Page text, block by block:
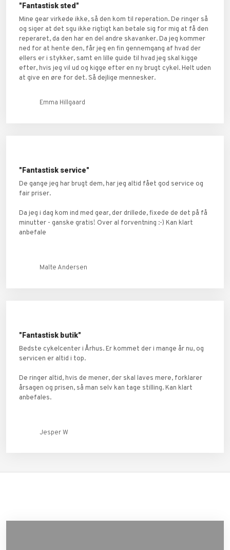
"Fantastisk sted"
Mine gear virkede ikke, så den kom til reperation. De ringer så
og siger at det sgu ikke rigtigt kan betale sig for mig at få den
reperaret, da den har en del andre skavanker. Da jeg kommer
ned for at hente den, får jeg en fin gennemgang af hvad der
ellers er i stykker, samt en lille guide til hvad jeg skal kigge
efter, hvis jeg vil ud og kigge efter en ny brugt cykel. Helt uden
at give en øre for det. Så dejlige mennesker.
Emma Hillgaard
"Fantastisk service"
De gange jeg har brugt dem, har jeg altid fået god service og
fair priser.
Da jeg i dag kom ind med gear, der drillede, fixede de det på få
minutter - ganske gratis! Over al forventning :-) Kan klart
anbefale
Malte Andersen
"Fantastisk butik"
Bedste cykelcenter i Århus. Er kommet der i mange år nu, og
servicen er altid i top.
De ringer altid, hvis de mener, der skal laves mere, forklarer
årsagen og prisen, så man selv kan tage stilling. Kan klart
anbefales.
Jesper W​